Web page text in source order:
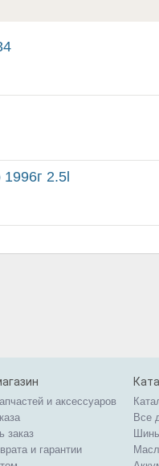
2.5l
и аксессуаров
заказ
и гарантии
Все